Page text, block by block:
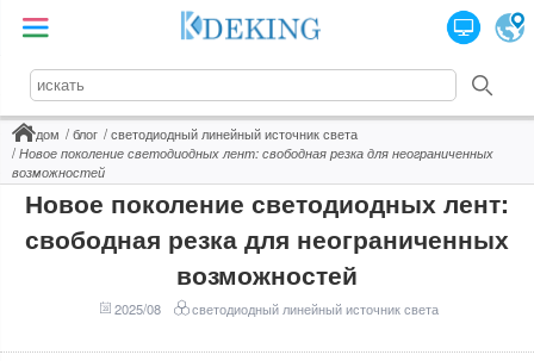
дом блог
светодиодный линейный источник света
Новое поколение светодиодных лент: свободная резка для неограниченных
возможностей
Новое поколение светодиодных лент:
свободная резка для неограниченных
возможностей
2025/08 светодиодный линейный источник света